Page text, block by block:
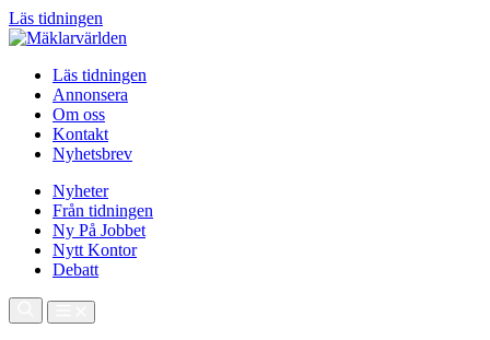
Läs tidningen
Läs tidningen
Annonsera
Om oss
Kontakt
Nyhetsbrev
Nyheter
Från tidningen
Ny På Jobbet
Nytt Kontor
Debatt